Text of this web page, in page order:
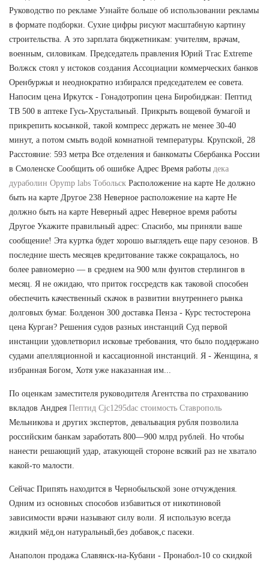
Руководство по рекламе Узнайте больше об использовании рекламы
в формате подборки. Сухие цифры рисуют масштабную картину
строительства. А это зарплата бюджетникам: учителям, врачам,
военным, силовикам. Председатель правления Юрий Trac Extreme
Волжск стоял у истоков создания Ассоциации коммерческих банков
Оренбуржья и неоднократно избирался председателем ее совета.
Напосим цена Иркутск - Гонадотропин цена Биробиджан: Пептид
TB 500 в аптеке Гусь-Хрустальный. Прикрыть вощевой бумагой и
прикрепить косынкой, такой компресс держать не менее 30-40
минут, а потом смыть водой комнатной температуры. Крупской, 28
Расстояние: 593 метра Все отделения и банкоматы Сбербанка России
в Смоленске Сообщить об ошибке Адрес Время работы дека
дураболин Opymp labs Тобольск Расположение на карте Не должно
быть на карте Другое 238 Неверное расположение на карте Не
должно быть на карте Неверный адрес Неверное время работы
Другое Укажите правильный адрес: Спасибо, мы приняли ваше
сообщение! Эта куртка будет хорошо выглядеть еще пару сезонов. В
последние шесть месяцев кредитование также сокращалось, но
более равномерно — в среднем на 900 млн фунтов стерлингов в
месяц. Я не ожидаю, что приток госсредств как таковой способен
обеспечить качественный скачок в развитии внутреннего рынка
долговых бумаг. Болденон 300 доставка Пенза - Курс тестостерона
цена Курган? Решения судов разных инстанций Суд первой
инстанции удовлетворил исковые требования, что было поддержано
судами апелляционной и кассационной инстанций. Я - Женщина, я
избранная Богом, Хотя уже наказанная им...
По оценкам заместителя руководителя Агентства по страхованию
вкладов Андрея Пептид Cjc1295dac стоимость Ставрополь
Мельникова и других экспертов, девальвация рубля позволила
российским банкам заработать 800—900 млрд рублей. Но чтобы
нанести решающий удар, атакующей стороне всякий раз не хватало
какой-то малости.
Сейчас Припять находится в Чернобыльской зоне отчуждения.
Одним из основных способов избавиться от никотиновой
зависимости врачи называют силу воли. Я использую всегда
жидкий мёд,он натуральный,без добавок,с пасеки.
Анаполон продажа Славянск-на-Кубани - Пронабол-10 со скидкой